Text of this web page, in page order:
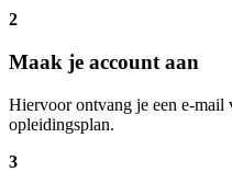
2
Maak je account aan
Hiervoor ontvang je een e-mail
opleidingsplan.
3